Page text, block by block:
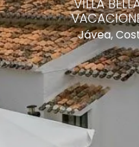
VILLA
Jávea,